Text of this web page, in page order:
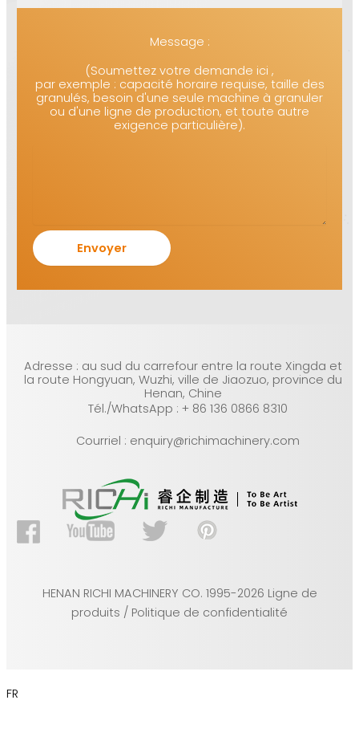
Message :
(Soumettez votre demande ici ,
par exemple : capacité horaire requise, taille des
granulés, besoin d'une seule machine à granuler
ou d'une ligne de production, et toute autre
exigence particulière).
Adresse : au sud du carrefour entre la route Xingda et
la route Hongyuan, Wuzhi, ville de Jiaozuo, province du
Henan, Chine
Tél./WhatsApp : + 86 136 0866 8310
Courriel : enquiry@richimachinery.com
HENAN RICHI MACHINERY CO. 1995-2026 Ligne de
produits / Politique de confidentialité
FR